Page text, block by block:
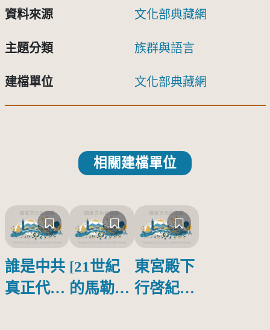
資料來源 文化部典藏網
主題分類 族群與語言
建檔單位 文化部典藏網
相關建檔單位
誰是中共
真正代言
[21世紀
的馬勒、
東宮殿下
行啓紀念